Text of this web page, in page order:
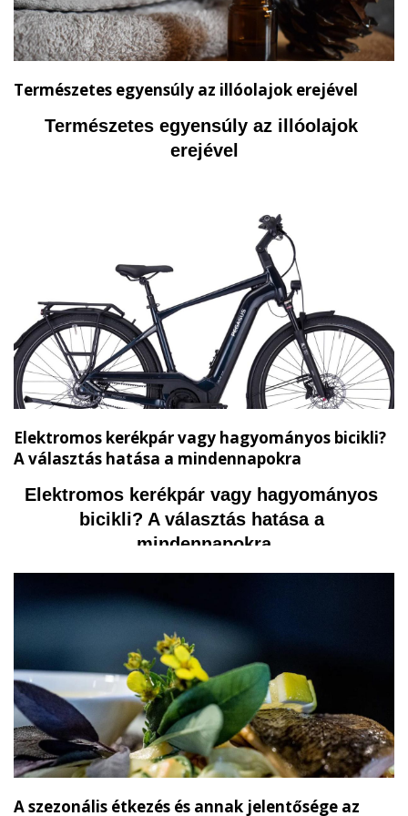
Természetes egyensúly az illóolajok erejével
Természetes egyensúly az illóolajok
erejével
Elektromos kerékpár vagy hagyományos bicikli?
A választás hatása a mindennapokra
Elektromos kerékpár vagy hagyományos
bicikli? A választás hatása a
mindennapokra
A szezonális étkezés és annak jelentősége az